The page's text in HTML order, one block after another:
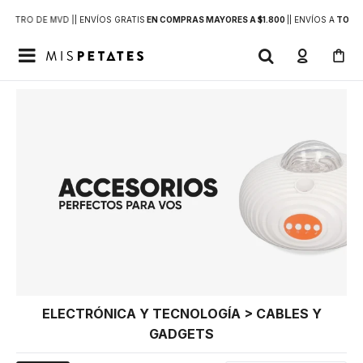
DE MVD | | ENVÍOS GRATIS EN COMPRAS MAYORES A $1.800 | ENVÍOS ATODO

ELECTRÓNICA Y TECNOLOGÍA > CABLES Y
GADGETS